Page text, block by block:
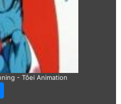
- Tôei Animation